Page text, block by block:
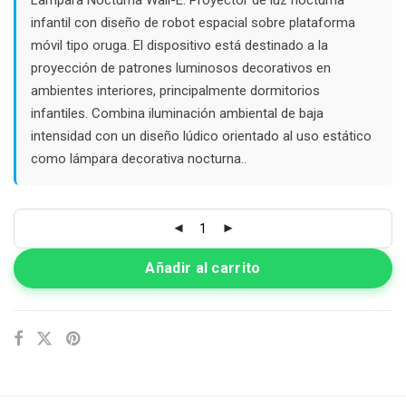
infantil con diseño de robot espacial sobre plataforma
móvil tipo oruga. El dispositivo está destinado a la
proyección de patrones luminosos decorativos en
ambientes interiores, principalmente dormitorios
infantiles. Combina iluminación ambiental de baja
intensidad con un diseño lúdico orientado al uso estático
como lámpara decorativa nocturna..
Añadir al carrito